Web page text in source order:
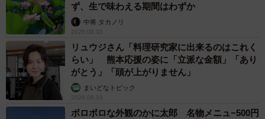
ず、生で味わえる期間はわずか
中将 タカノリ
2026.08.10
リュウジさん「料理研究家に出来るのはこれく
らい」 熊本応援の姿に「立派な金額」「あり
がとう」「頭が上がりません」
まいどなトピック
2026.08.10
ボロボロな外観のかに太郎 名物メニュ−500円